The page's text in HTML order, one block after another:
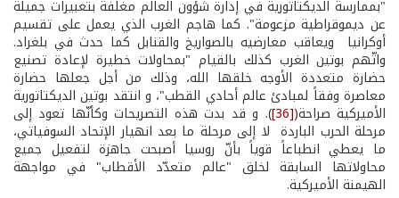
"بممارسة الديكتاتورية في إدارة شؤون العالم مغلّفة بتعبيرات جميلة
عن ديموقراطية مزعومة". كما هاجم الغرب الذي يعمل على تقسيم
أوكرانيا ويعاقب معارضيه بالصواريخ والقنابل كما حدث في بلغراد.
واتّهم بوتين الغرب كذلك بالقيام "بمحاولات خطيرة لإعادة تصنيع
حضارة متعددة الأوجه خلقها الله، وذلك من أجل جعلها حضارة
معاصرة وفقاً لمبادئ عالم أحادي القطب"، و انتقد بوتين الديكتاتورية
الأميركية صراحة([36] ). و قد بدت هذه التصريحات وكأنّها تعود إلى
مرحلة الحرب الباردة لا إلى مرحلة ما بعد انهيار الإتحاد السوفياتي،
ما يعطي انطباعاً قوياً بأنّ روسيا أصبحت جاهزة لتفعيل جميع
محاولاتها السابقة لخلق "عالم متعدّد الأقطاب" في مواجهة
الهيمنة الأميركية.